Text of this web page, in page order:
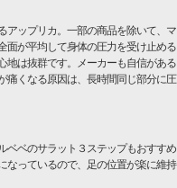
ップリカ。一部の商品を除いて、マ
面が平均して身体の圧力を受け止める
地は抜群です。メーカーも自信がある
痛くなる原因は、長時間同じ部分に圧
ベのサラット３ステップもおすすめ
なっているので、足の位置が楽に維持